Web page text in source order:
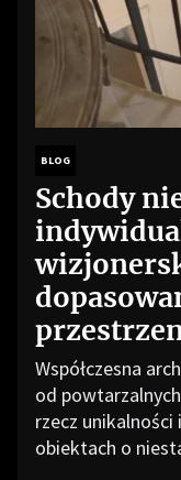
BLOG
Schody
Współczesna
od
rzecz unikalności
obiektach o